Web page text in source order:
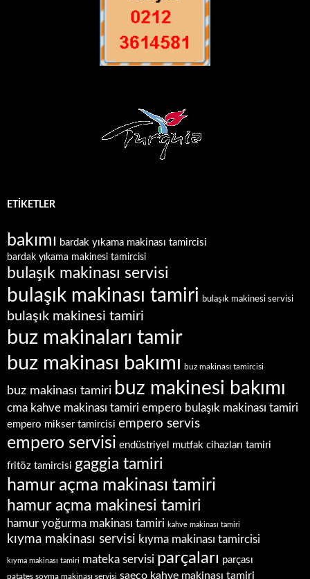
ETIKETLER
bakımı bardak yıkama makinası tamircisi
bardak yıkama makinesi tamircisi
bulaşık makinası servisi
bulaşık makinası tamiri bulaşık makinesi servisi
bulaşık makinesi tamiri
buz makinaları tamir
buz makinası bakımı buz makinası tamircisi
buz makinası tamiri buz makinesi bakımı
cma kahve makinası tamiri empero bulaşık makinası tamiri
empero mikser tamircisi empero servis
empero servisi endüstriyel mutfak cihazları tamiri
fritöz tamircisi gaggia tamiri
hamur açma makinası tamiri
hamur açma makinesi tamiri
hamur yoğurma makinası tamiri kahve makinası tamiri
kıyma makinası servisi kıyma makinası tamircisi
kıyma makinası tamiri mateka servisi parçaları parçası
patates soyma makinası servisi saeco kahve makinası tamiri